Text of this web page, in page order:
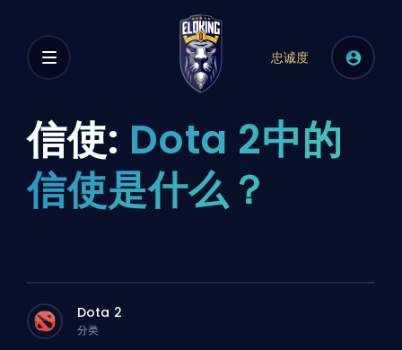
忠诚度
信使: Dota 2中的
信使是什么？
Dota 2
分类